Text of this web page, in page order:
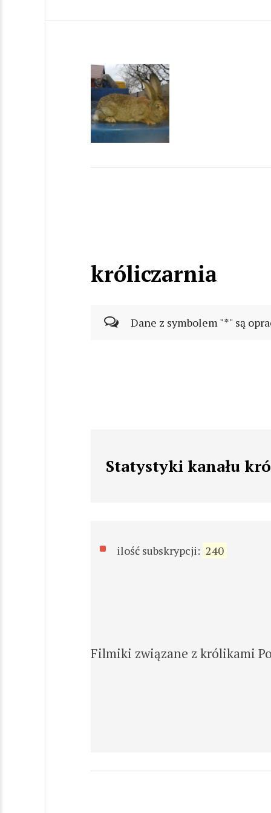
króliczarnia
Dane z symbolem "*" są
Statystyki kanału
ilość subskrypcji: 240
Filmiki związane z królikami